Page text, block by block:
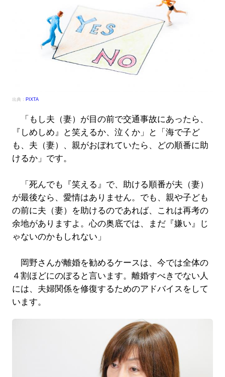
出典： PIXTA
「もし夫（妻）が目の前で交通事故にあったら、
『しめしめ』と笑えるか、泣くか」と「海で子ど
も、夫（妻）、親がおぼれていたら、どの順番に助
けるか」です。
「死んでも『笑える』で、助ける順番が夫（妻）
が最後なら、愛情はありません。でも、親や子ども
の前に夫（妻）を助けるのであれば、これは再考の
余地がありますよ。心の奥底では、まだ『嫌い』じ
ゃないのかもしれない」
岡野さんが離婚を勧めるケースは、今では全体の
４割ほどにのぼると言います。離婚すべきでない人
には、夫婦関係を修復するためのアドバイスをして
います。